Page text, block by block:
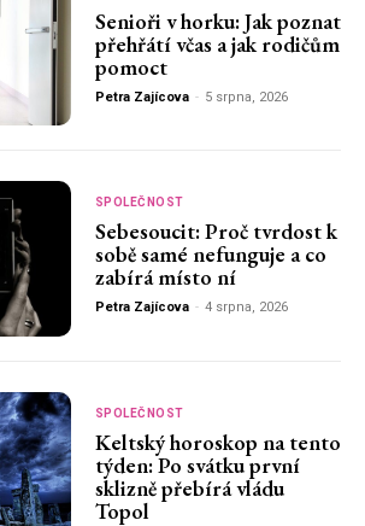
Senioři v horku: Jak poznat
přehřátí včas a jak rodičům
pomoct
Petra Zajícova - 5 srpna, 2026
SPOLEČNOST
Sebesoucit: Proč tvrdost k
sobě samé nefunguje a co
zabírá místo ní
Petra Zajícova - 4 srpna, 2026
SPOLEČNOST
Keltský horoskop na tento
týden: Po svátku první
sklizně přebírá vládu
Topol